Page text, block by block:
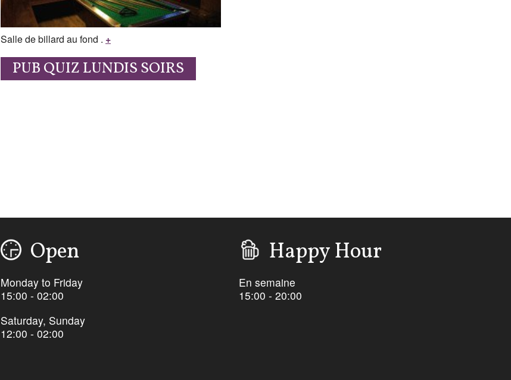
Salle de billard au fond . +
PUB QUIZ LUNDIS SOIRS
Open
Monday to Friday
15:00 - 02:00
Saturday, Sunday
12:00 - 02:00
Happy Hour
En semaine
15:00 - 20:00